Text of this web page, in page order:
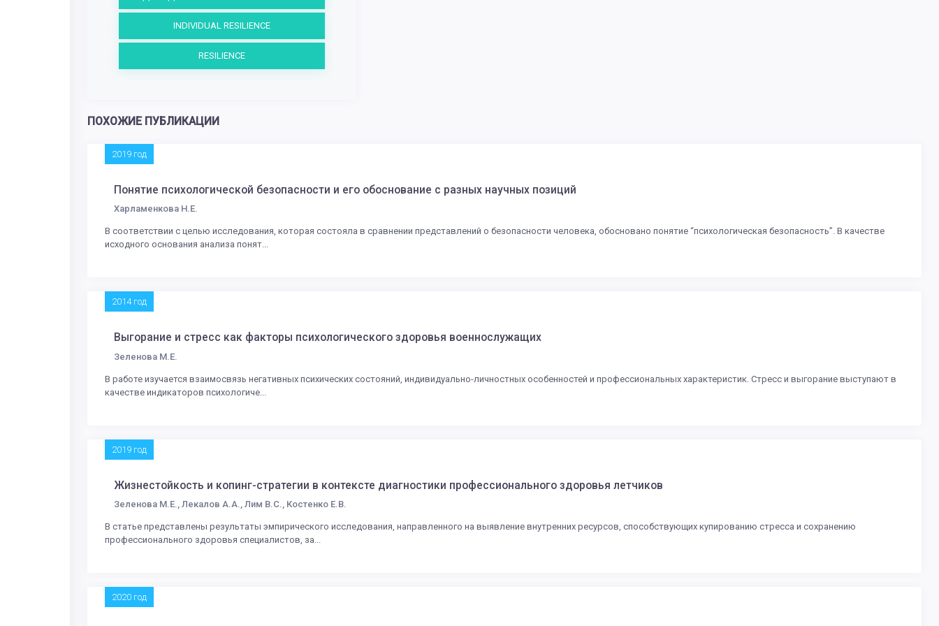
INDIVIDUAL RESILIENCE
RESILIENCE
ПОХОЖИЕ ПУБЛИКАЦИИ
2019 год
Понятие психологической безопасности и его обоснование с разных научных позиций
Харламенкова Н.Е.
В соответствии с целью исследования, которая состояла в сравнении представлений о безопасности человека, обосновано понятие “психологическая безопасность”. В качестве
исходного основания анализа понят...
2014 год
Выгорание и стресс как факторы психологического здоровья военнослужащих
Зеленова М.Е.
В работе изучается взаимосвязь негативных психических состояний, индивидуально-личностных особенностей и профессиональных характеристик. Стресс и выгорание выступают в
качестве индикаторов психологиче...
2019 год
Жизнестойкость и копинг-стратегии в контексте диагностики профессионального здоровья летчиков
Зеленова М.Е., Лекалов А.А., Лим В.С., Костенко Е.В.
В статье представлены результаты эмпирического исследования, направленного на выявление внутренних ресурсов, способствующих купированию стресса и сохранению
профессионального здоровья специалистов, за...
2020 год